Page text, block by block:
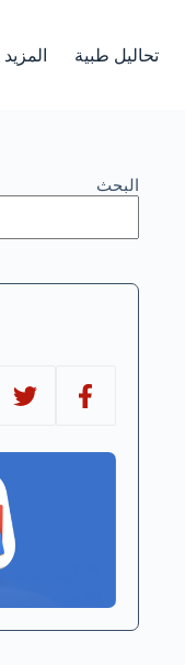
تحاليل طبية المزيد
البحث